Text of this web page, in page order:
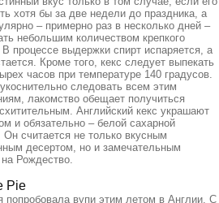
хотя бы за две недели до праздника, а
– примерно раз в несколько дней –
небольшим количеством крепкого
В процессе выдержки спирт испаряется, а
Кроме того, кекс следует выпекать
часов при температуре 140 градусов.
следовать всем этим
лакомство обещает получиться
Английский кекс украшают
и обязательно – белой сахарной
Он считается не только вкусным
десертом, но и замечательным
Рождество.
Pie
попробовала вупи этим летом в Англии. С